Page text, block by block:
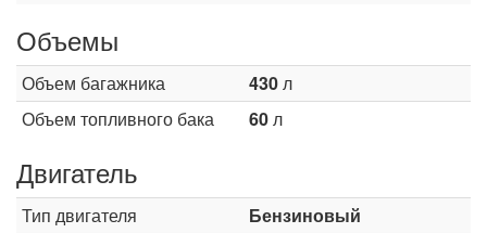
Объемы
Объем багажника 430л
Объем топливного бака
60л
Двигатель
Тип двигателя
Бензиновый